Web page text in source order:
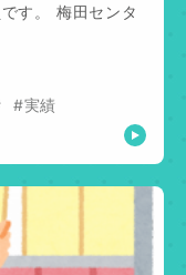
す。 梅田センタ
#実績